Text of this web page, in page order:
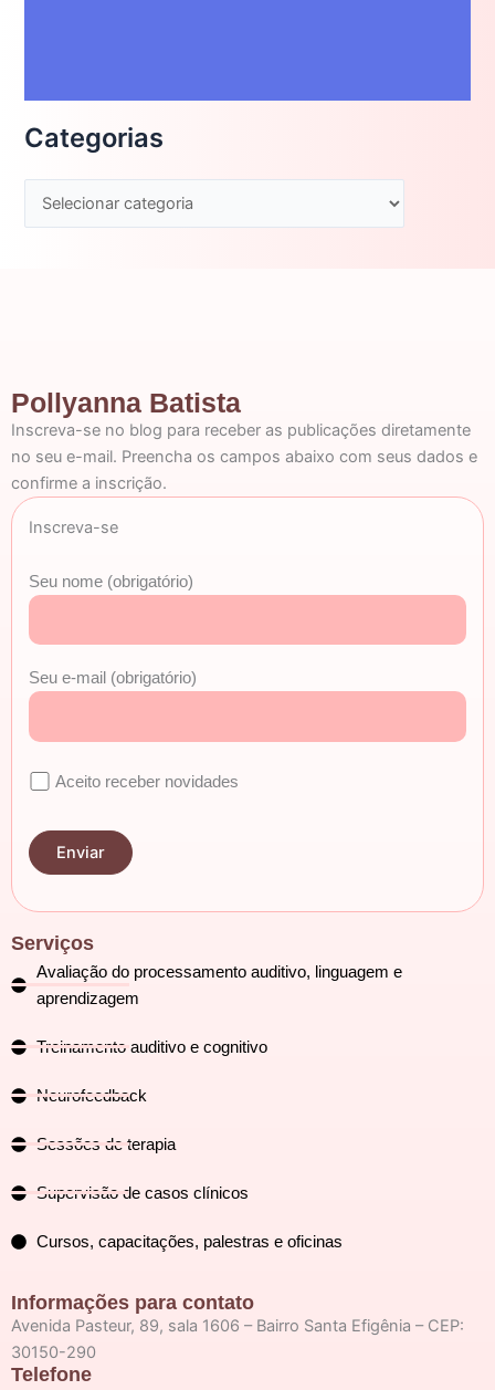
Categorias
Pollyanna Batista
Inscreva-se no blog para receber as publicações diretamente
no seu e-mail. Preencha os campos abaixo com seus dados e
confirme a inscrição.
Inscreva-se
Seu nome (obrigatório)
Seu e-mail (obrigatório)
Aceito receber novidades
Serviços
Avaliação do processamento auditivo, linguagem e
aprendizagem
Treinamento auditivo e cognitivo
Neurofeedback
Sessões de terapia
Supervisão de casos clínicos
Cursos, capacitações, palestras e oficinas
Informações para contato
Avenida Pasteur, 89, sala 1606 – Bairro Santa Efigênia – CEP:
30150-290
Telefone